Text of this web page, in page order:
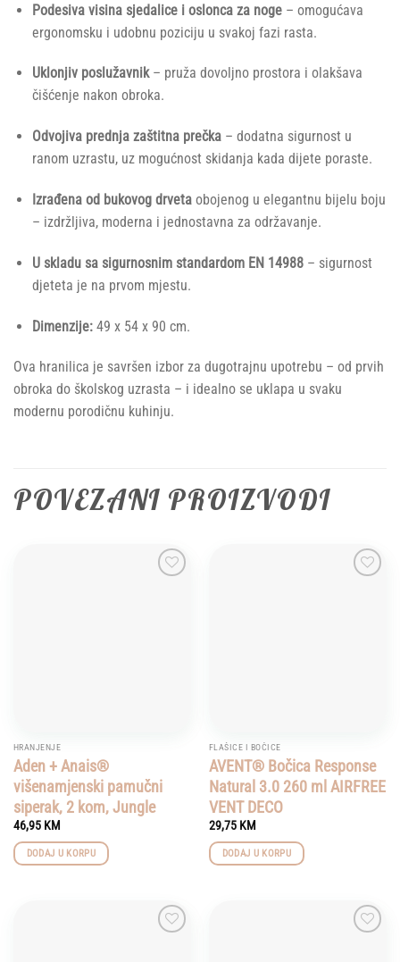
Podesiva visina sjedalice i oslonca za noge– omogućava
ergonomsku i udobnu poziciju u svakoj fazi rasta.
Uklonjiv poslužavnik– pruža dovoljno prostora i olakšava
čišćenje nakon obroka.
Odvojiva prednja zaštitna prečka– dodatna sigurnost u
ranom uzrastu, uz mogućnost skidanja kada dijete poraste.
Izrađena od bukovog drvetaobojenog u elegantnu bijelu boju
– izdržljiva, moderna i jednostavna za održavanje.
U skladu sa sigurnosnim standardom EN 14988– sigurnost
djeteta je na prvom mjestu.
Dimenzije:49 x 54 x 90 cm.
Ova hranilica je savršen izbor za dugotrajnu upotrebu – od prvih
obroka do školskog uzrasta – i idealno se uklapa u svaku
modernu porodičnu kuhinju.
POVEZANI PROIZVODI
HRANJENJE
Aden + Anais®
višenamjenski pamučni
siperak, 2 kom, Jungle
46,95 KM
DODAJ U KORPU
FLAŠICE I BOČICE
AVENT® Bočica Response
Natural 3.0 260 ml AIRFREE
VENT DECO
29,75 KM
DODAJ U KORPU